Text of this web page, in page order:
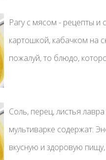
Рагу с мясом - рецепты
картошкой, кабачком на
пожалуй, то блюдо,
Соль, перец, листья
мультиварке содержат:
вкусную и здоровую